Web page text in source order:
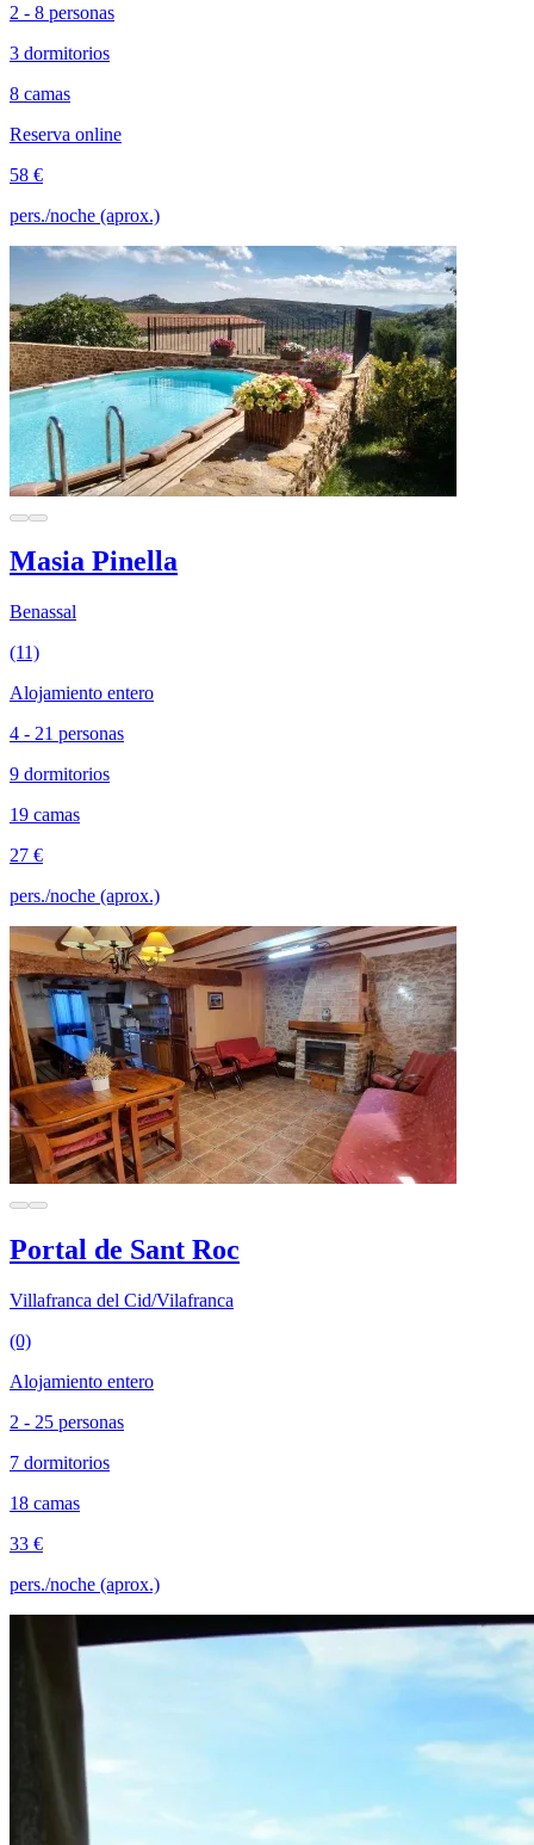
2 - 8 personas
3 dormitorios
8 camas
Reserva online
58 €
pers./noche (aprox.)
Masia Pinella
Benassal
(11)
Alojamiento entero
4 - 21 personas
9 dormitorios
19 camas
27 €
pers./noche (aprox.)
Portal de Sant Roc
Villafranca del Cid/Vilafranca
(0)
Alojamiento entero
2 - 25 personas
7 dormitorios
18 camas
33 €
pers./noche (aprox.)